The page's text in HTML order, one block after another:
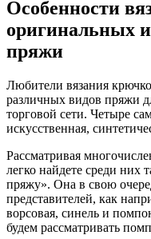
Особенности
оригинальных
пряжи
Любители вязания
различных видов пряжи
торговой сети. Четыре
искусственная,
Рассматривая
легко найдете среди
пряжу». Она в свою
представителей, как
ворсовая, синель и
будем рассматривать